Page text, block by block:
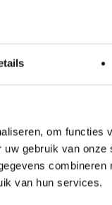
om functies
gebruik van
van hun services.
wij